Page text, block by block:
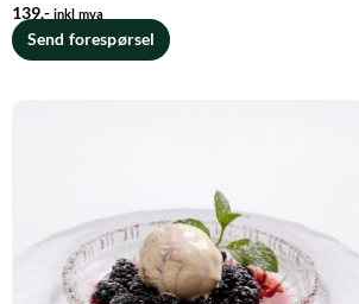
139,- inkl mva
Send forespørsel